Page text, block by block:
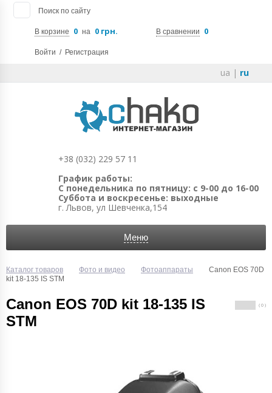
Поиск по сайту
В корзине 0 на 0 грн. В сравнении 0
Войти / Регистрация
ua | ru
+38 (032) 229 57 11
График работы:
С понедельника по пятницу: с 9-00 до 16-00
Суббота и воскресенье: выходные
г. Львов, ул Шевченка,154
Меню
Каталог товаров Фото и видео Фотоаппараты
Canon EOS 70D
kit 18-135 IS STM
Canon EOS 70D kit 18-135 IS
STM
( 0 )